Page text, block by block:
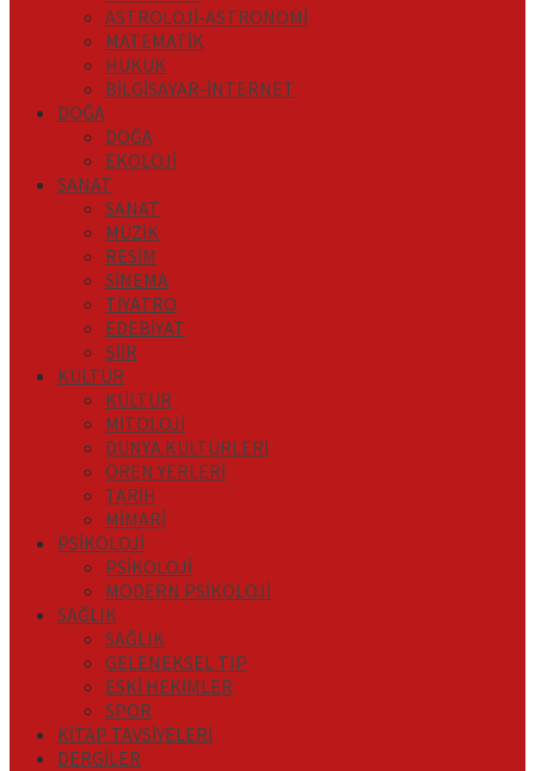
ASTROLOJİ-ASTRONOMİ
MATEMATİK
HUKUK
BİLGİSAYAR-İNTERNET
DOĞA
DOĞA
EKOLOJİ
SANAT
SANAT
MÜZİK
RESİM
SİNEMA
TİYATRO
EDEBİYAT
ŞİİR
KÜLTÜR
KÜLTÜR
MİTOLOJİ
DÜNYA KÜLTÜRLERİ
ÖREN YERLERİ
TARİH
MİMARİ
PSİKOLOJİ
PSİKOLOJİ
MODERN PSİKOLOJİ
SAĞLIK
SAĞLIK
GELENEKSEL TIP
ESKİ HEKİMLER
SPOR
KİTAP TAVSİYELERİ
DERGİLER